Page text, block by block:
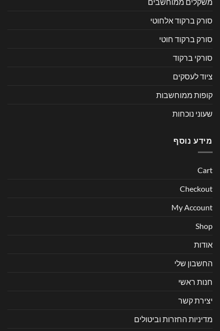
סורק ברקוד אלחוטי
סורק ברקוד חוטי
סורקי ברקוד
ציוד לעסקים
קופות ממוחשבות
שעוני נוכחות
מידע נוסף
Cart
Checkout
My Account
Shop
אודות
החשבון שלי
חנות ראשי
יצירת קשר
מדיניות החזרות וביטולים